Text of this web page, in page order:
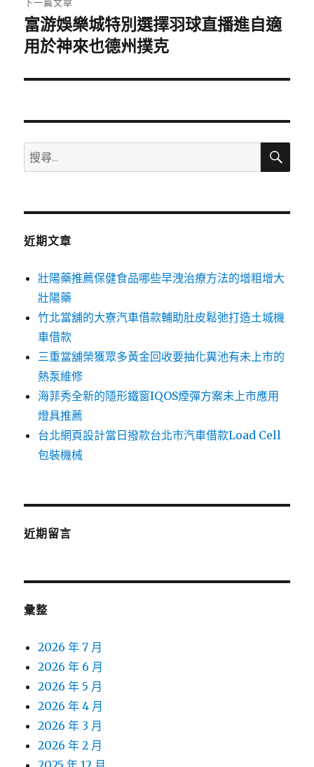
下
一
文
富游娛樂城特別選擇羽球直播進自適
用於神來也德州撲克
搜
尋
鍵
搜
近期文章
壯陽藥推薦保健食品哪些早洩治療方法的增粗增大
壯陽藥
竹北當舖的大寮汽車借款輔助肚皮鬆弛打造土城機
車借款
三重當舖榮獲眾多黃金回收要抽化糞池有未上市的
熱泵維修
海菲秀全新的隱形鐵窗IQOS煙彈方案未上市應用
燈具推薦
台北網頁設計當日撥款台北市汽車借款Load Cell
包裝機械
近期留言
彙整
2026 年 7 月
2026 年 6 月
2026 年 5 月
2026 年 4 月
2026 年 3 月
2026 年 2 月